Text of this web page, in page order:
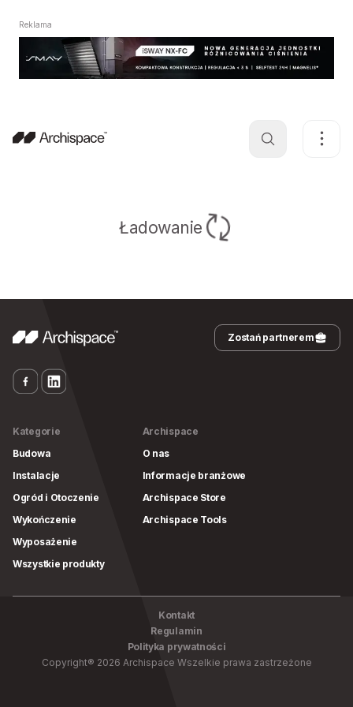
Reklama
Ładowanie
Zostań partnerem
Kategorie
Budowa
Instalacje
Ogród i Otoczenie
Wykończenie
Wyposażenie
Wszystkie produkty
Archispace
O nas
Informacje branżowe
Archispace Store
Archispace Tools
Kontakt
Regulamin
Polityka prywatności
Copyright® 2026 Archispace Wszelkie prawa zastrzeżone